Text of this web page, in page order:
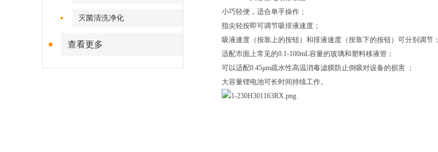
灭菌清洗净化
查看更多
小巧轻便，适合单手操作；
指尖轻按即可调节吸排液速度；
吸液速度（按靠上的按钮）和排液速度（按靠下的按钮）可分别调节；
适配市面上常见的0.1-100mL容量的玻璃和塑料移液管；
可以适配0.45μm疏水性高温消毒滤膜防止倒吸对设备的损害 ；
大容量锂电池可长时间持续工作。